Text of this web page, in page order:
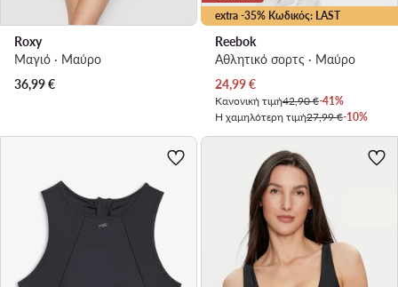
Roxy
Μαγιό · Μαύρο
36,99€
extra -35% Κωδικός: LAST
Reebok
Αθλητικό σορτς · Μαύρο
Τρέχουσα τιμή
24,99€
Κανονική τιμή42,90 €-41%
Η χαμηλότερη τιμή27,99 €-10%